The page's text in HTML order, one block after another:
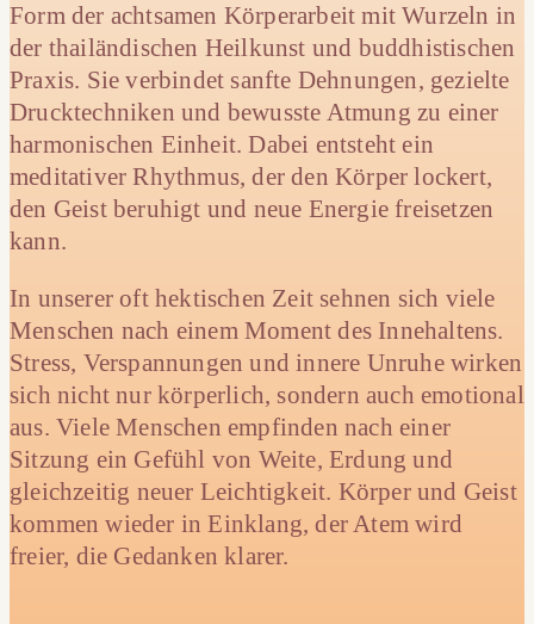
Form der achtsamen Körperarbeit mit Wurzeln in
der thailändischen Heilkunst und buddhistischen
Praxis. Sie verbindet sanfte Dehnungen, gezielte
Drucktechniken und bewusste Atmung zu einer
harmonischen Einheit. Dabei entsteht ein
meditativer Rhythmus, der den Körper lockert,
den Geist beruhigt und neue Energie freisetzen
kann.
In unserer oft hektischen Zeit sehnen sich viele
Menschen nach einem Moment des Innehaltens.
Stress, Verspannungen und innere Unruhe wirken
sich nicht nur körperlich, sondern auch emotional
aus. Viele Menschen empfinden nach einer
Sitzung ein Gefühl von Weite, Erdung und
gleichzeitig neuer Leichtigkeit. Körper und Geist
kommen wieder in Einklang, der Atem wird
freier, die Gedanken klarer.